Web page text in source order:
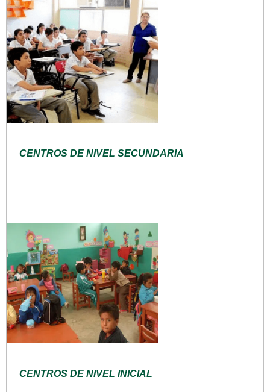
CENTROS DE NIVEL SECUNDARIA
CENTROS DE NIVEL INICIAL